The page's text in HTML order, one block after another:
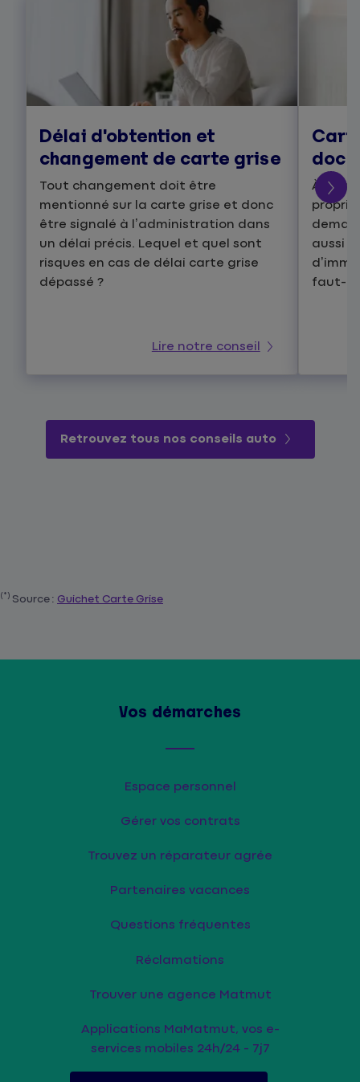
Délai d'obtention et
changement de carte grise
Tout changement doit être
mentionné sur la carte grise et donc
être signalé à l’administration dans
un délai précis. Lequel et quel sont
risques en cas de délai carte grise
dépassé ?
Lire notre conseil
À
aussi
faut-il
Retrouvez tous nos conseils auto
(*) Source : Guichet Carte Grise
Vos démarches
Espace personnel
Gérer vos contrats
Trouvez un réparateur agrée
Partenaires vacances
Questions fréquentes
Réclamations
Trouver une agence Matmut
Applications MaMatmut, vos e-
services mobiles 24h/24 - 7j7